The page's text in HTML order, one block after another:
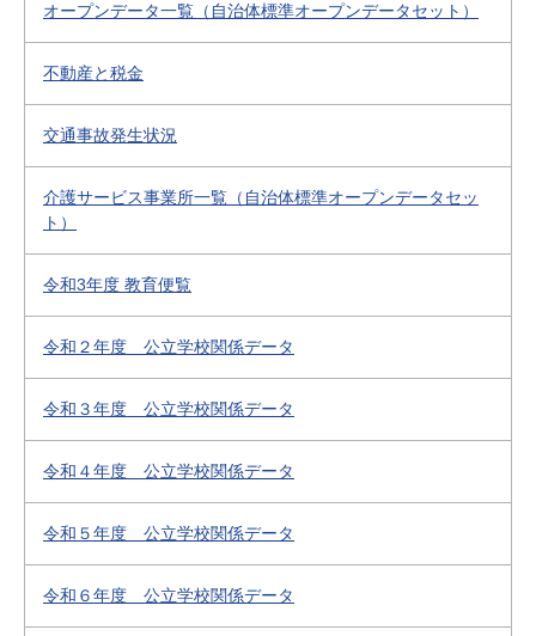
オープンデータ一覧（自治体標準オープンデータセット）
不動産と税金
交通事故発生状況
介護サービス事業所一覧（自治体標準オープンデータセッ
ト）
令和3年度 教育便覧
令和２年度 公立学校関係データ
令和３年度 公立学校関係データ
令和４年度 公立学校関係データ
令和５年度 公立学校関係データ
令和６年度 公立学校関係データ